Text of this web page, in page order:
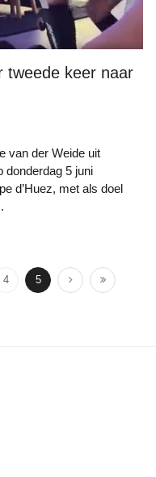
tweede keer naar
van der Weide uit
donderdag 5 juni
d’Huez, met als doel
4 5